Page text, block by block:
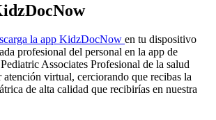
la app KidzDocNow en tu dispositivo
profesional del personal en la app de
Associates Profesional de la salud
atención virtual, cerciorando que recibas la
de alta calidad que recibirías en nuestra